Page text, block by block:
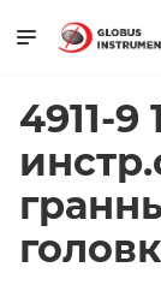
4911-